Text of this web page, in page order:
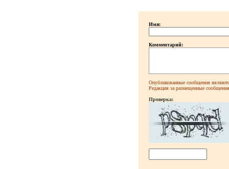
Имя:
Комментарий:
Опубликованные сообщения
Редакция за размещенные сообщения
Проверка: